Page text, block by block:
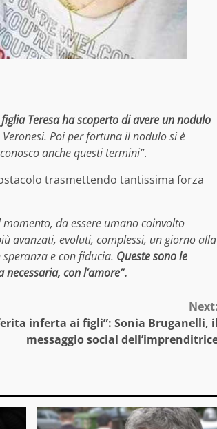
Teresa ha scoperto di avere un nodulo
Poi per fortuna il nodulo si è
anche questi termini”.
trasmettendo tantissima forza
da essere umano coinvolto
avanzati, evoluti, complessi, un giorno alla
e con fiducia. Queste sono le
con l’amore”.
inferta ai figli”: Sonia Bruganelli,
messaggio social